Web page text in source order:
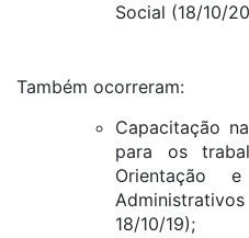
Social (18/10/
Também ocorreram:
Capacitação
para os
Orientação
18/10/19);